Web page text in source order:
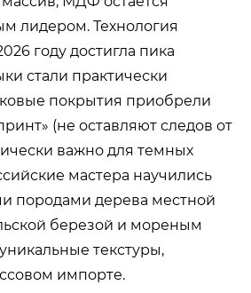
лидером. Технология
году достигла пика
стали практически
покрытия приобрели
(не оставляют следов от
важно для темных
мастера научились
породами дерева местной
березой и мореным
текстуры,
импорте.